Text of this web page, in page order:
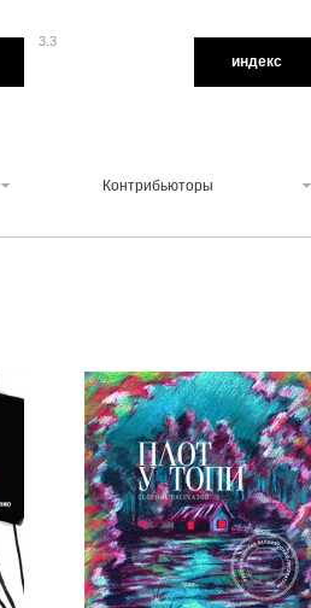
3.3
индекс
Контрибьюторы